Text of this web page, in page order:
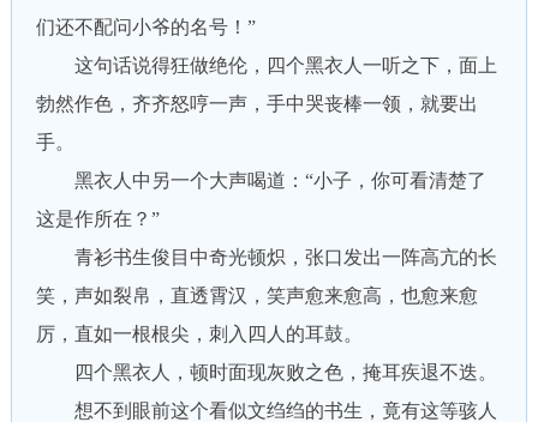
们还不配问小爷的名号！”
这句话说得狂做绝伦，四个黑衣人一听之下，面上
勃然作色，齐齐怒哼一声，手中哭丧棒一领，就要出
手。
黑衣人中另一个大声喝道：“小子，你可看清楚了
这是作所在？”
青衫书生俊目中奇光顿炽，张口发出一阵高亢的长
笑，声如裂帛，直透霄汉，笑声愈来愈高，也愈来愈
厉，直如一根根尖，刺入四人的耳鼓。
四个黑衣人，顿时面现灰败之色，掩耳疾退不迭。
想不到眼前这个看似文绉绉的书生，竟有这等骇人